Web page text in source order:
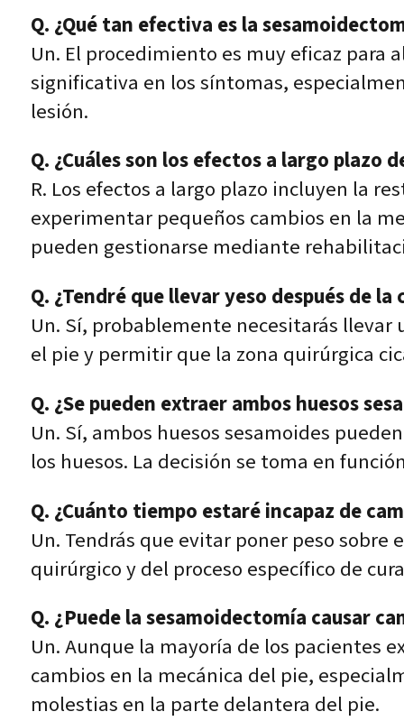
Q. ¿Qué tan efectiva es la
Un. El procedimiento es muy eficaz
significativa en los síntomas,
lesión.
Q. ¿Cuáles son los efectos a largo plazo
R. Los efectos a largo plazo incluyen la
experimentar pequeños cambios en la
pueden gestionarse mediante
Q. ¿Tendré que llevar yeso después de
Un. Sí, probablemente necesitarás
el pie y permitir que la zona quirúrgica
Q. ¿Se pueden extraer ambos huesos
Un. Sí, ambos huesos sesamoides
los huesos. La decisión se toma en
Q. ¿Cuánto tiempo estaré incapaz de
Un. Tendrás que evitar poner peso
quirúrgico y del proceso específico de
Q. ¿Puede la sesamoidectomía causar
Un. Aunque la mayoría de los pacientes
cambios en la mecánica del pie,
molestias en la parte delantera del pie.